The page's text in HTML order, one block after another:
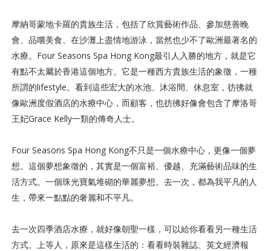
摩納哥蒙地卡羅的貴族生活，包括了欣賞藝術作品、參加慈善晚
會、品嚐美食、在沙灘上盡情地游泳，當然也少不了歐洲最著名的
水療。Four Seasons Spa Hong Kong最引人入勝的地方，就是它
有點不太屬於香港這個地方。它是一種西方貴族生活的象徵，一種
所謂的lifestyle。看到這些宏大的水池、沐浴間、休息室，彷彿就
像歐洲度假酒店的水療中心，而顧客，也彷彿好像會包含了摩洛哥
王妃Grace Kelly一類的傳奇人士。
Four Seasons Spa Hong Kong不只是一個水療中心，更像一個夢
想。這個夢想象徵的，其實是一個富裕、優越、充滿藝術品味的生
活方式。一個珠光寶氣堆砌的華麗夢想。去一次，都為我平凡的人
生，帶來一點點的奢麗和不平凡。
去一次四季酒店水療，就好像朝聖一樣，可以給你看看另一種生活
方式。上等人，原來是這樣生活的：看看時裝雜誌、英文經濟報